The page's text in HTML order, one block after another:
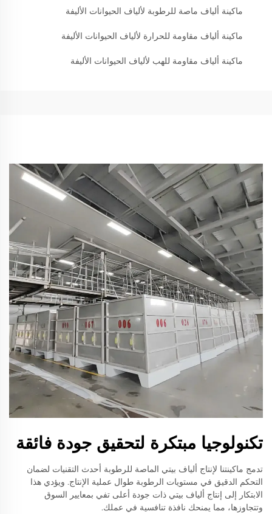
ماكينة ألياف ماصة للرطوبة لألياف الحيوانات الأليفة
ماكينة ألياف مقاومة للحرارة لألياف الحيوانات الأليفة
ماكينة ألياف مقاومة للهب لألياف الحيوانات الأليفة
تكنولوجيا مبتكرة لتحقيق جودة فائقة
تدمج ماكينتنا لإنتاج ألياف بيتي الماصة للرطوبة أحدث التقنيات لضمان
التحكم الدقيق في مستويات الرطوبة طوال عملية الإنتاج. ويؤدي هذا
الابتكار إلى إنتاج ألياف بيتي ذات جودة أعلى تفي بمعايير السوق
وتتجاوزها، مما يمنحك نافذة تنافسية في عملك.